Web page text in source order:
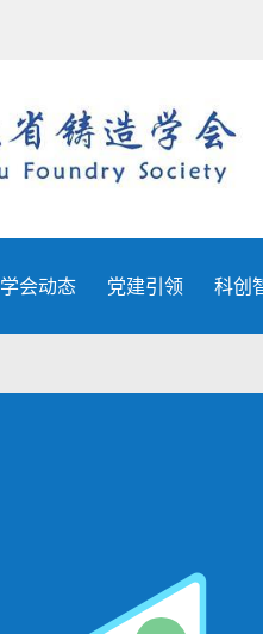
学会动态 党建引领 科创